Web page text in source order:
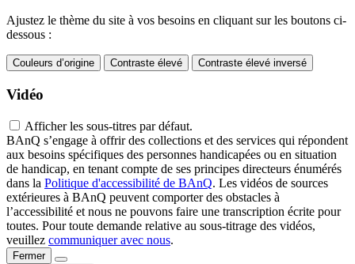
Ajustez le thème du site à vos besoins en cliquant sur les boutons ci-
dessous :
Couleurs d’origine Contraste élevé Contraste élevé inversé
Vidéo
Afficher les sous-titres par défaut.
BAnQ s’engage à offrir des collections et des services qui répondent
aux besoins spécifiques des personnes handicapées ou en situation
de handicap, en tenant compte de ses principes directeurs énumérés
dans la Politique d'accessibilité de BAnQ. Les vidéos de sources
extérieures à BAnQ peuvent comporter des obstacles à
l’accessibilité et nous ne pouvons faire une transcription écrite pour
toutes. Pour toute demande relative au sous-titrage des vidéos,
veuillez communiquer avec nous.
Fermer